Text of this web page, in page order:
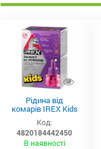
Рідина від
комарів IREX Kids
д/дітей (30 ночей),
20мл
Код:
4820184442450
В наявності